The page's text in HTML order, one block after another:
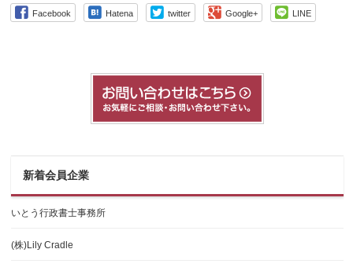
Facebook Hatena twitter Google+ LINE
新着会員企業
いとう行政書士事務所
(株)Lily Cradle